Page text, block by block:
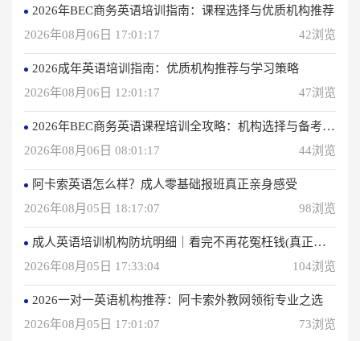
2026年BEC商务英语培训指南：课程选择与优质机构推荐
2026年08月06日 17:01:17
42浏览
2026成年英语培训指南：优质机构推荐与学习策略
2026年08月06日 12:01:17
47浏览
2026年BEC商务英语课程培训全攻略：机构选择与备考指南
2026年08月06日 08:01:17
44浏览
阿卡索英语怎么样？成人零基础报班真正亲身感受
2026年08月05日 18:17:07
98浏览
成人英语培训机构防坑明细｜看完不再花冤枉钱(真正的用户反馈)
2026年08月05日 17:33:04
104浏览
2026一对一英语机构推荐：阿卡索外教网领衔专业之选
2026年08月05日 17:01:07
73浏览